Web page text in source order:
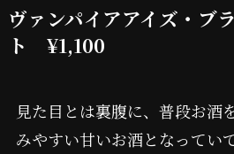
ヴァンパイアアイズ・ブ
ト ¥1,100
見た目とは裏腹に、普段お酒
みやすい甘いお酒となっていて